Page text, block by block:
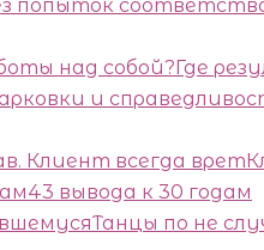
Где
43 вывода к 30 годам
Танцы по не